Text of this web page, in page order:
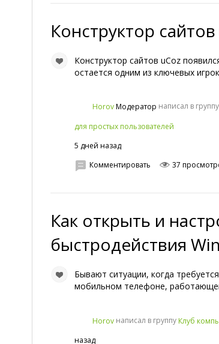
Конструктор
Конструктор сайтов uCoz
остается одним из ключевых
HorovМодератор написал в группу
для простых пользователей
5 дней назад
Комментировать 37
Как открыть и
быстродействия
Бывают ситуации, когда
мобильном телефоне,
Horov написал в группу Клуб
назад